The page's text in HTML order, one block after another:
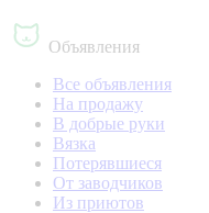
Объявления
Все объявления
На продажу
В добрые руки
Вязка
Потерявшиеся
От заводчиков
Из приютов